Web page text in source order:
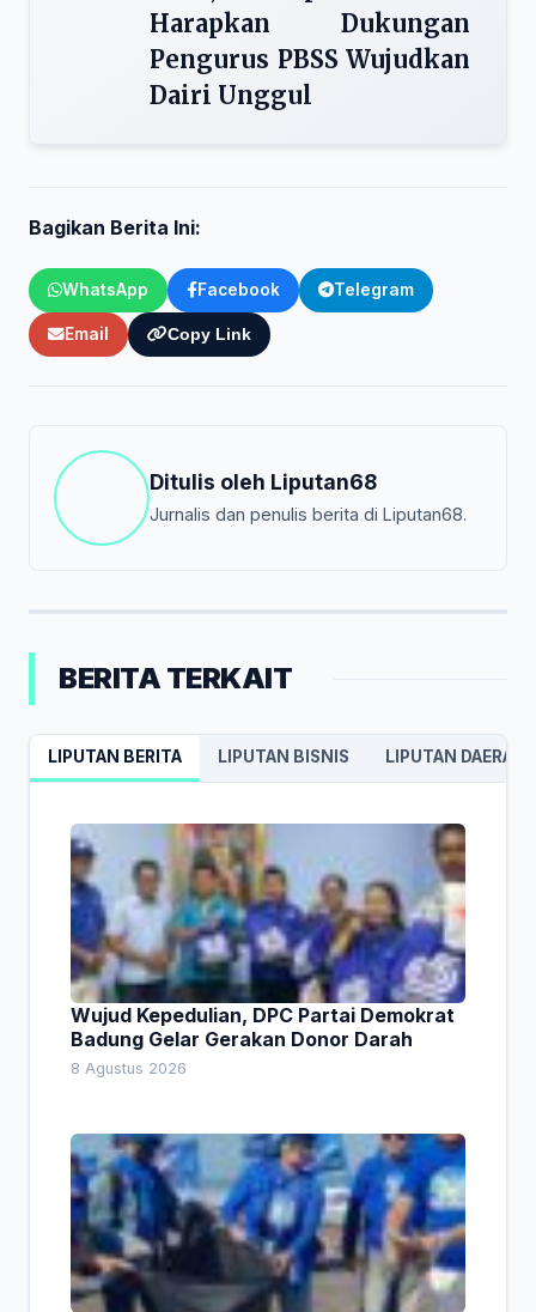
Harapkan Dukungan
Pengurus PBSS Wujudkan
Dairi Unggul
Bagikan Berita Ini:
WhatsApp Facebook Telegram
Email Copy Link
Ditulis oleh Liputan68
Jurnalis dan penulis berita di Liputan68.
BERITA TERKAIT
LIPUTAN BERITA LIPUTAN BISNIS LIPUTAN DAERAH
Wujud Kepedulian, DPC Partai Demokrat
Badung Gelar Gerakan Donor Darah
8 Agustus 2026